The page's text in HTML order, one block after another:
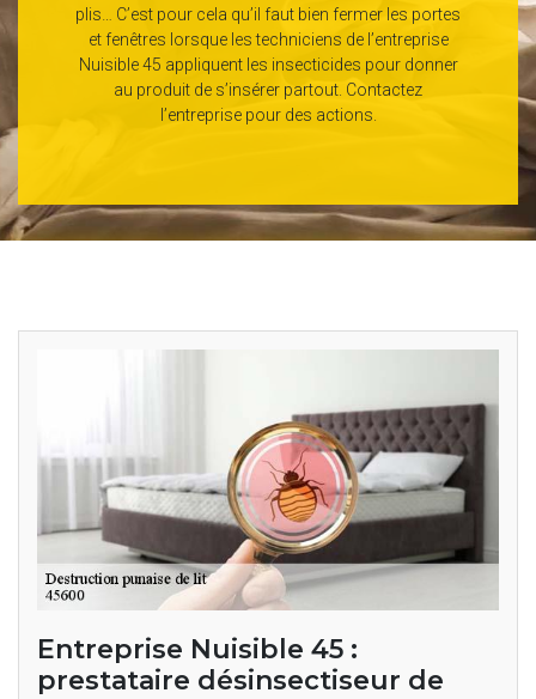
plis… C’est pour cela qu’il faut bien fermer les portes
et fenêtres lorsque les techniciens de l’entreprise
Nuisible 45 appliquent les insecticides pour donner
au produit de s’insérer partout. Contactez
l’entreprise pour des actions.
Entreprise Nuisible 45 :
prestataire désinsectiseur de